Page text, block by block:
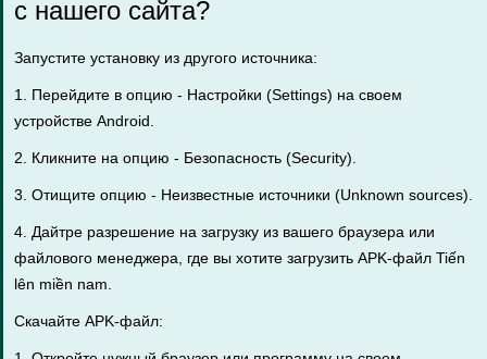
с нашего сайта?
Запустите установку из другого источника:
1. Перейдите в опцию - Настройки (Settings) на своем
устройстве Android.
2. Кликните на опцию - Безопасность (Security).
3. Отищите опцию - Неизвестные источники (Unknown sources).
4. Дайтре разрешение на загрузку из вашего браузера или
файлового менеджера, где вы хотите загрузить APK-файл Tiến
lên miền nam.
Скачайте APK-файл: